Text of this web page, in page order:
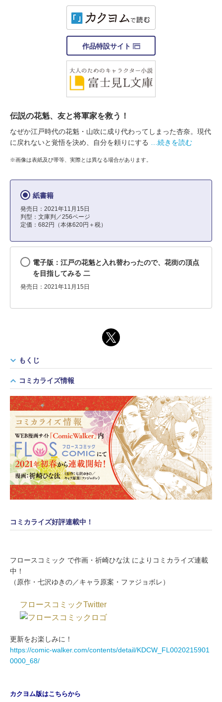
作品特設サイト
伝説の花魁、友と将軍家を救う！
なぜか江戸時代の花魁・山吹に成り代わってしまった杏奈。現代
に戻れないと覚悟を決め、自分を頼りにする
…続きを読む
※画像は表紙及び帯等、実際とは異なる場合があります。
紙書籍
発売日：2021年11月15日
判型：文庫判／256ページ
定価：682円（本体620円＋税）
電子版：江戸の花魁と入れ替わったので、花街の頂点
を目指してみる 二
発売日：2021年11月15日
もくじ
コミカライズ情報
コミカライズ好評連載中！
フロースコミック で作画・祈崎ひな汰 によりコミカライズ連載
中！
（原作・七沢ゆきの／キャラ原案・ファジョボレ）
フロースコミックTwitter
更新をお楽しみに！
https://comic-walker.com/contents/detail/KDCW_FL0020215901
0000_68/
カクヨム版はこちらから